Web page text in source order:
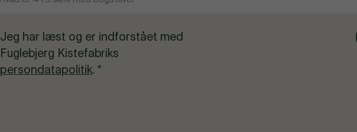
Jeg har læst og er indforstået med
Fuglebjerg Kistefabriks
persondatapolitik. *